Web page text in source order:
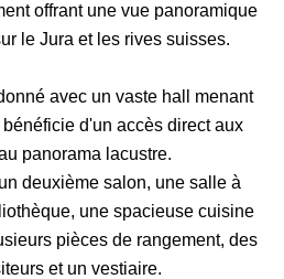
offrant une vue panoramique
le Jura et les rives suisses.
avec un vaste hall menant
d'un accès direct aux
panorama lacustre.
deuxième salon, une salle à
une spacieuse cuisine
pièces de rangement, des
et un vestiaire.